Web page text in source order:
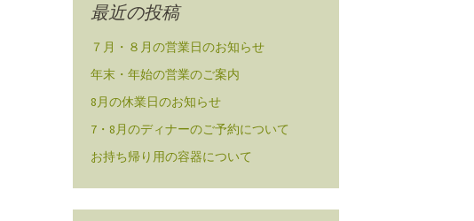
最近の投稿
７月・８月の営業日のお知らせ
年末・年始の営業のご案内
8月の休業日のお知らせ
7・8月のディナーのご予約について
お持ち帰り用の容器について